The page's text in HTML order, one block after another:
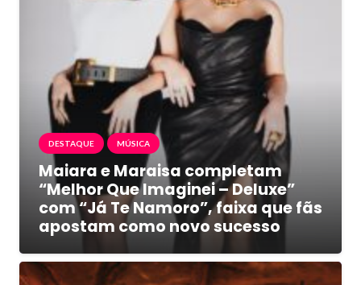
DESTAQUE MÚSICA
Maiara e Maraisa completam
“Melhor Que Imaginei – Deluxe”
com “Já Te Namoro”, faixa que fãs
apostam como novo sucesso